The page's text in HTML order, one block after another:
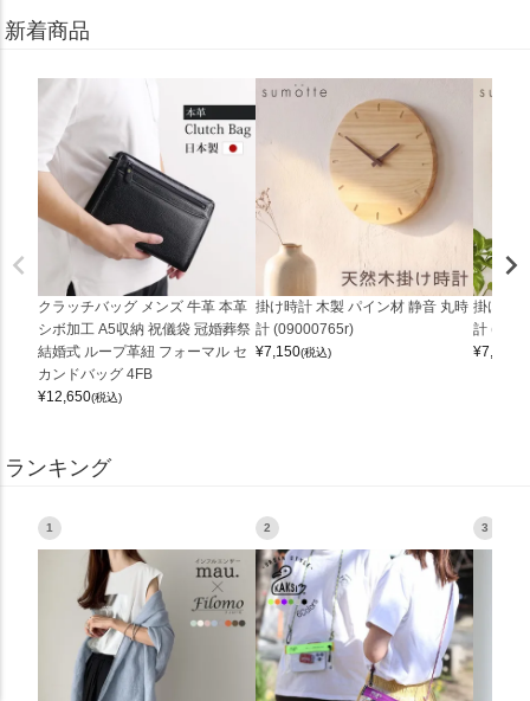
新着商品
クラッチバッグ メンズ 牛革 本革
シボ加工 A5収納 祝儀袋 冠婚葬祭
結婚式 ループ革紐 フォーマル セ
カンドバッグ 4FB
¥12,650(税込)
掛け時計 木製 パイン材 静音 丸時
計 (09000765r)
¥7,150(税込)
掛け時
計
¥7,150
ランキング
1 2 3